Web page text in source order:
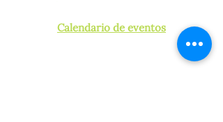
Calendario de eventos